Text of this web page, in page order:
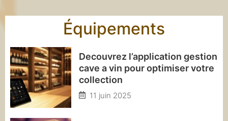
Équipements
Decouvrez l’application gestion
cave a vin pour optimiser votre
collection
11 juin 2025